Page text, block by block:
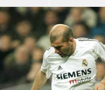
الدوري السعودي للمحترفين
دوري أبطال أوروبا
دوري أبطال إفريقيا